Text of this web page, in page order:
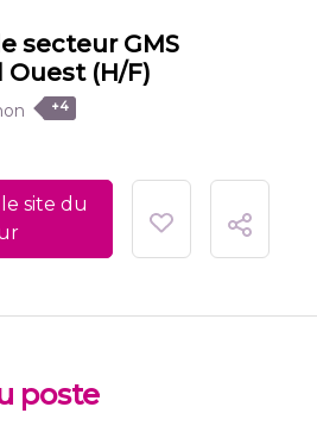
secteur GMS
(H/F)
+4
site du
poste